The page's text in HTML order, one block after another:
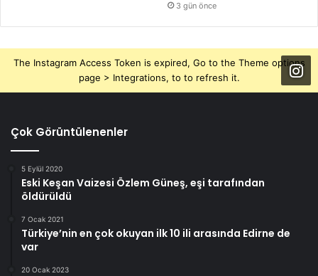
3 gün önce
The Instagram Access Token is expired, Go to the Theme options
page > Integrations, to to refresh it.
Çok Görüntülenenler
5 Eylül 2020
Eski Keşan Vaizesi Özlem Güneş, eşi tarafından
öldürüldü
7 Ocak 2021
Türkiye’nin en çok okuyan ilk 10 ili arasında Edirne de
var
20 Ocak 2023